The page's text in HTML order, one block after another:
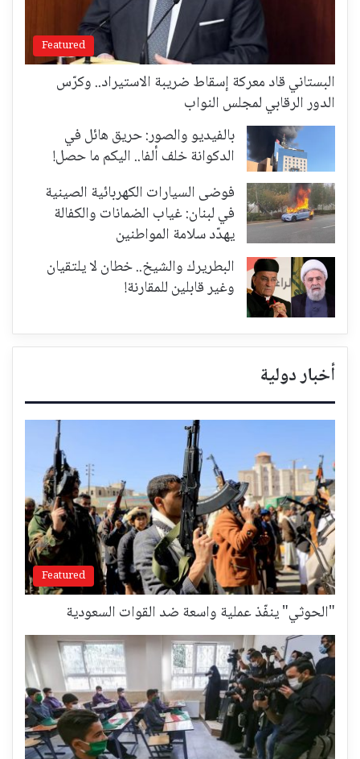
Featured
البستاني قاد معركة إسقاط ضريبة الاستيراد.. وكرّس
الدور الرقابي لمجلس النواب
بالفيديو والصور: حريق هائل في
الدكوانة خلف ألفا.. اليكم ما حصل!
فوضى السيارات الكهربائية الصينية
في لبنان: غياب الضمانات والكفالة
يهدّد سلامة المواطنين
البطريرك والشيخ.. خطان لا يلتقيان
وغير قابلين للمقارنة!
أخبار دولية
Featured
"الحوثي" ينفّذ عملية واسعة ضد القوات السعودية